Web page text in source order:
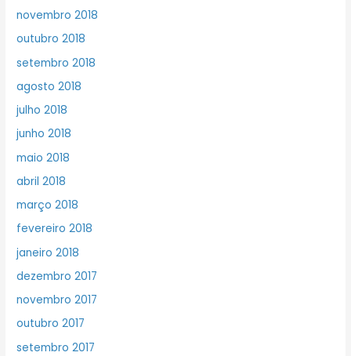
novembro 2018
outubro 2018
setembro 2018
agosto 2018
julho 2018
junho 2018
maio 2018
abril 2018
março 2018
fevereiro 2018
janeiro 2018
dezembro 2017
novembro 2017
outubro 2017
setembro 2017